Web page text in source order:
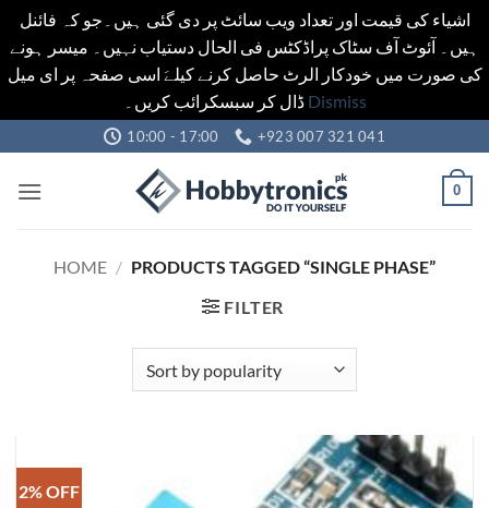
اشیاء کی قیمت اور تعداد ویب سائٹ پر دی گئی ہیں۔جو کہ فائنل
ہیں۔ آئوٹ آف سٹاک پراڈکٹس فی الحال دستیاب نہیں۔ میسر ہونے
کی صورت میں خودکار الرٹ حاصل کرنے کیلےَ اسی صفحہ پر ای میل
ڈال کر سبسکرائب کریں۔ Dismiss
to
content
10:00 - 17:00 +923 007 321 041
0
HOME / PRODUCTS TAGGED “SINGLE PHASE”
FILTER
2% OFF